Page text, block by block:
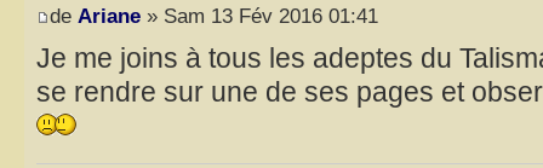
de Ariane » Sam 13 Fév 2016 01:41
Je me joins à tous les adeptes du
se rendre sur une de ses pages et